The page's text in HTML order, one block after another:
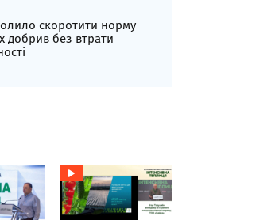
скоротити норму
добрив без втрати